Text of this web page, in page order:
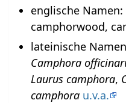
englische
camphorwood,
lateinische
Camphora
Laurus camphora,
camphora u.v.a.